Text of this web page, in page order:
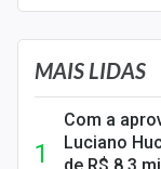
MAIS LIDAS
Com a
Luciano